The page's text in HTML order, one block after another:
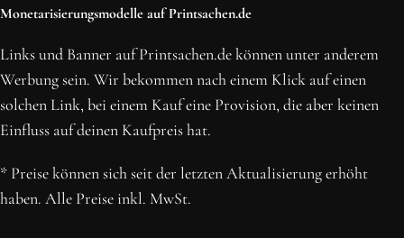
Monetarisierungsmodelle auf Printsachen.de
Links und Banner auf Printsachen.de können unter anderem
Werbung sein. Wir bekommen nach einem Klick auf einen
solchen Link, bei einem Kauf eine Provision, die aber keinen
Einfluss auf deinen Kaufpreis hat.
* Preise können sich seit der letzten Aktualisierung erhöht
haben. Alle Preise inkl. MwSt.